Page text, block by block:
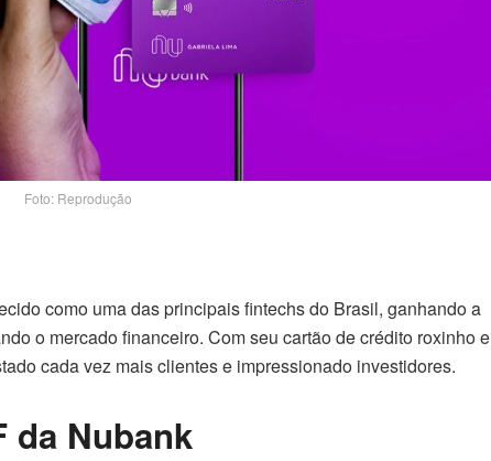
Foto: Reprodução
como uma das principais fintechs do Brasil, ganhando a
o mercado financeiro. Com seu cartão de crédito roxinho e
cada vez mais clientes e impressionado investidores.
da Nubank